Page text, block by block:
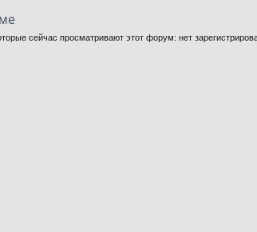
сейчас просматривают этот форум: нет